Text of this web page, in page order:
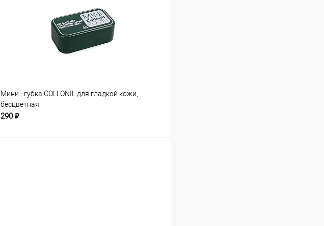
Мини - губка COLLONIL для гладкой кожи,
бесцветная
290 ₽